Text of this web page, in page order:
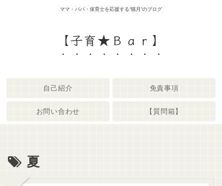
ママ・パパ・保育士を応援する“猫月”のブログ
【子育★Ｂａｒ】
自己紹介 免責事項
お問い合わせ 【質問箱】
夏